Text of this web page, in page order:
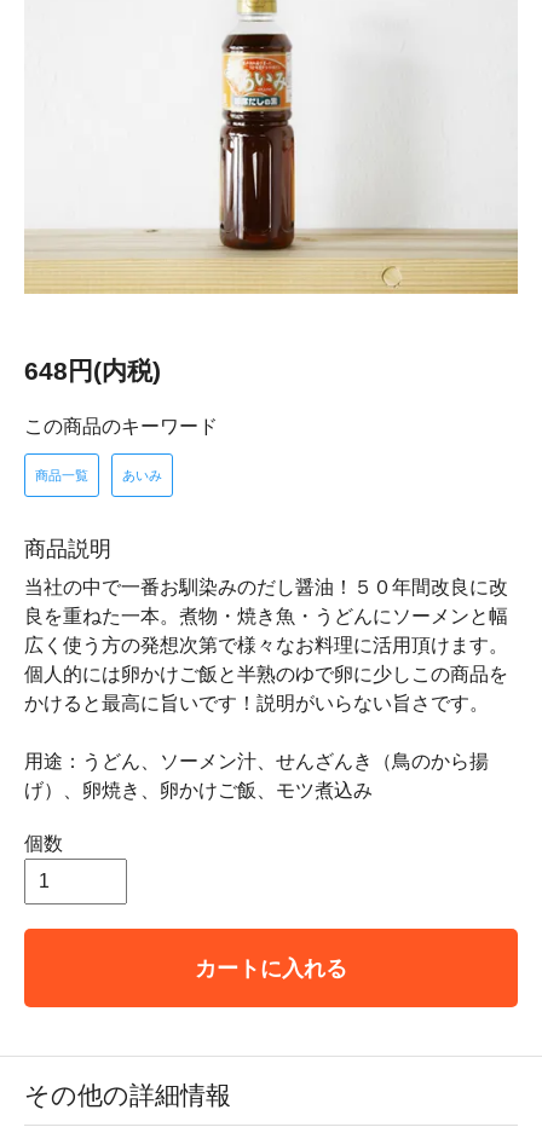
648円(内税)
この商品のキーワード
商品一覧 あいみ
商品説明
当社の中で一番お馴染みのだし醤油！５０年間改良に改
良を重ねた一本。煮物・焼き魚・うどんにソーメンと幅
広く使う方の発想次第で様々なお料理に活用頂けます。
個人的には卵かけご飯と半熟のゆで卵に少しこの商品を
かけると最高に旨いです！説明がいらない旨さです。
用途：うどん、ソーメン汁、せんざんき（鳥のから揚
げ）、卵焼き、卵かけご飯、モツ煮込み
個数
カートに入れる
その他の詳細情報